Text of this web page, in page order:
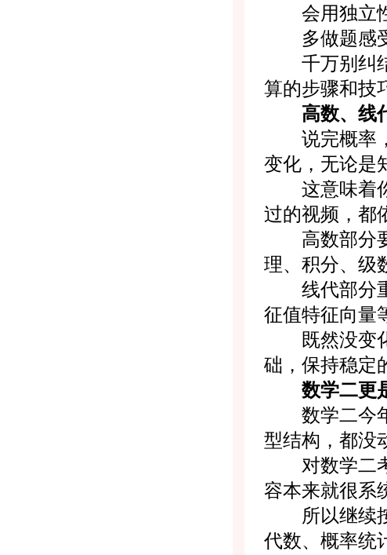
会用独立性
多做题感受
千万别纠结
算的步骤和技
高数、线
说完概率，
变化，无论是
这意味着你
过的视频，都
高数部分要
理、积分、级
线代部分重
征值特征向量
既然没变化
础，保持稳定
数学二更
数学二今年
型结构，都没
对数学二考
容本来就很系
所以继续按
代数、概率统